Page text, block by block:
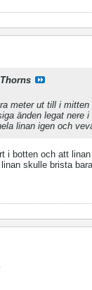
Thorns
meter ut till i mitten
änden legat nere
linan igen och
i botten och att
skulle brista